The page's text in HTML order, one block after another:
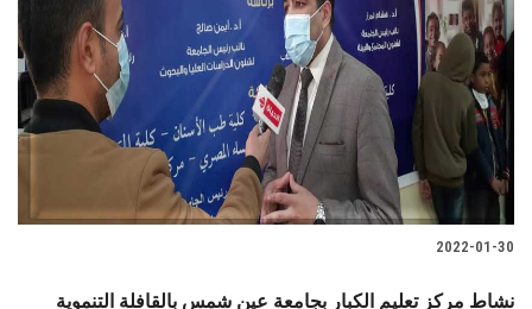
2022-01-30
نشاط مركز تعليم الكبار بجامعة عين شمس بالقافلة التنموية